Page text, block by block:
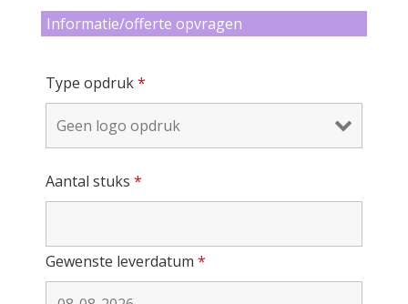
Informatie/offerte opvragen
Type opdruk*
Aantal stuks *
Gewenste leverdatum *